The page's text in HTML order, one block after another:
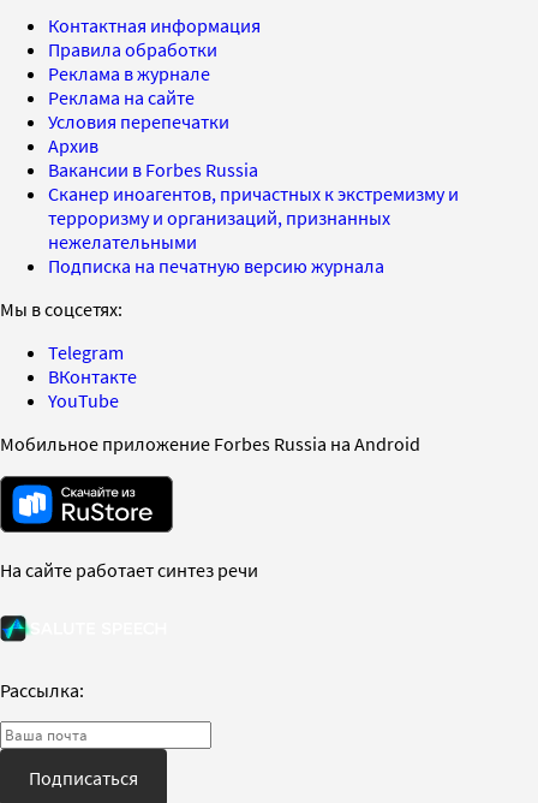
Контактная информация
Правила обработки
Реклама в журнале
Реклама на сайте
Условия перепечатки
Архив
Вакансии в Forbes Russia
Сканер иноагентов, причастных к экстремизму и
терроризму и организаций, признанных
нежелательными
Подписка на печатную версию журнала
Мы в соцсетях:
Telegram
ВКонтакте
YouTube
Мобильное приложение Forbes Russia на Android
На сайте работает синтез речи
Рассылка:
Подписаться